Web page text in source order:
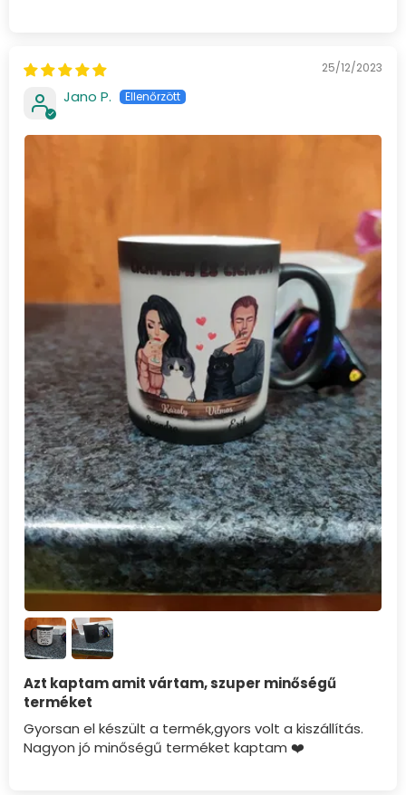
25/12/2023
Jano P.
Azt kaptam amit vártam, szuper minőségű
terméket
Gyorsan el készült a termék,gyors volt a kiszállítás.
Nagyon jó minőségű terméket kaptam ❤️